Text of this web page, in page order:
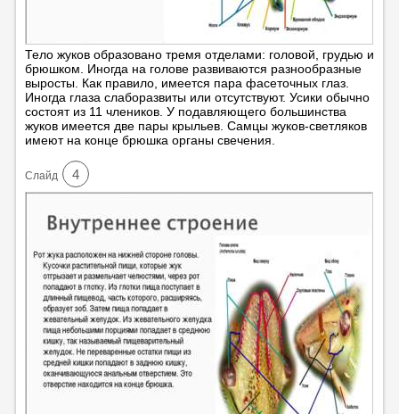
Тело жуков образовано тремя отделами: головой, грудью и
брюшком. Иногда на голове развиваются разнообразные
выросты. Как правило, имеется пара фасеточных глаз.
Иногда глаза слаборазвиты или отсутствуют. Усики обычно
состоят из 11 члеников. У подавляющего большинства
жуков имеется две пары крыльев. Самцы жуков-светляков
имеют на конце брюшка органы свечения.
Cлайд 4